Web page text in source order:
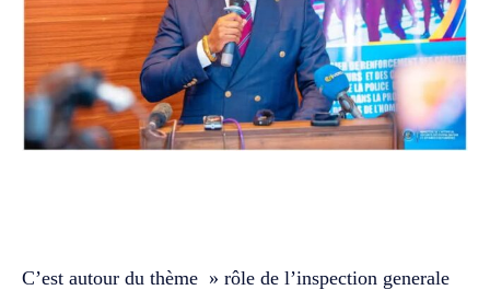
C’est autour du thème » rôle de l’inspection generale